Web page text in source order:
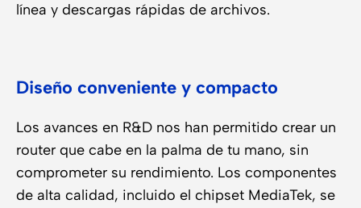
línea y descargas rápidas de archivos.
Diseño conveniente y compacto
Los avances en R&D nos han permitido crear un
router que cabe en la palma de tu mano, sin
comprometer su rendimiento. Los componentes
de alta calidad, incluido el chipset MediaTek, se